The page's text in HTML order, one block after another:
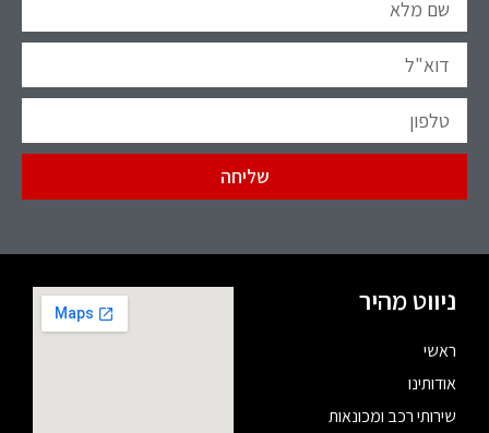
שליחה
ניווט מהיר
ראשי
אודותינו
שירותי רכב ומכונאות